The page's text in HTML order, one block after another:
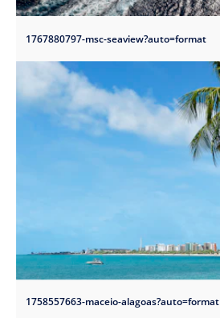
1767880797-msc-seaview?auto=format
1758557663-maceio-alagoas?auto=format